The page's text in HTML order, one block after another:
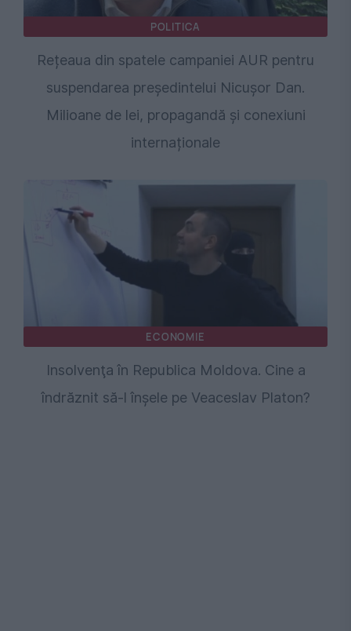
POLITICA
Rețeaua din spatele campaniei AUR pentru
suspendarea președintelui Nicușor Dan.
Milioane de lei, propagandă și conexiuni
internaționale
ECONOMIE
Insolvenţa în Republica Moldova. Cine a
îndrăznit să-l înşele pe Veaceslav Platon?